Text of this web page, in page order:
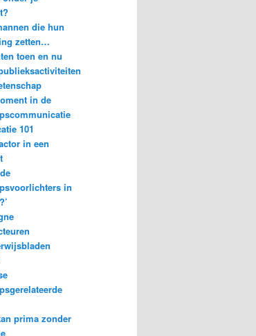
die hun
zetten…
toen en nu
in de
101
in een
in
prima zonder